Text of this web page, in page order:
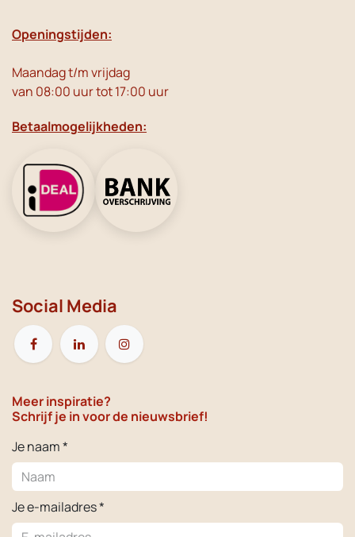
Openingstijden:
Maandag t/m vrijdag
van 08:00 uur tot 17:00 uur
Betaalmogelijkheden:
Social Media
Meer inspiratie?
Schrijf je in voor de nieuwsbrief!
Je naam *
Je e-mailadres *